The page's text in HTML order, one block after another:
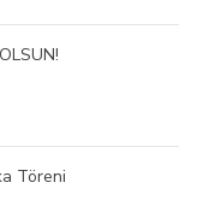
Töreni